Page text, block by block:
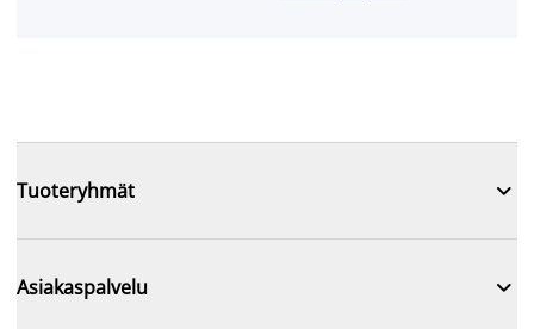
Tuoteryhmät 
Asiakaspalvelu 